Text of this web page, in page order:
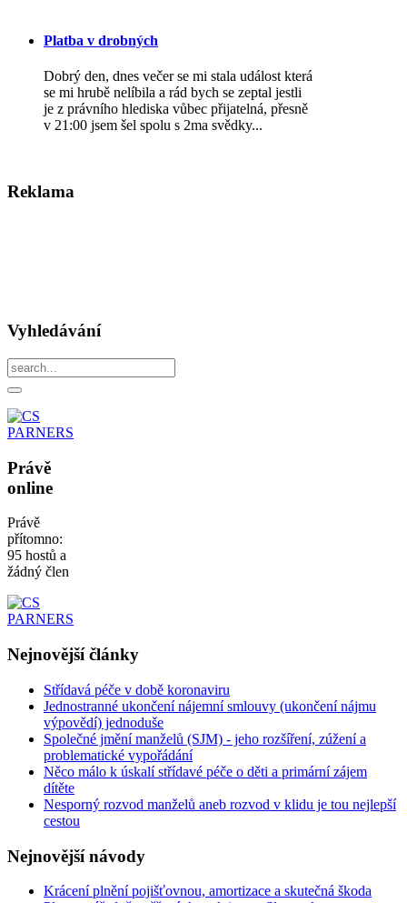
Platba v drobných
Dobrý den, dnes večer se mi stala událost která
se mi hrubě nelíbila a rád bych se zeptal jestli
je z právního hlediska vůbec přijatelná, přesně
v 21:00 jsem šel spolu s 2ma svědky...
Reklama
Vyhledávání
Právě
online
Právě
přítomno:
95 hostů a
žádný člen
Nejnovějšíčlánky
Střídavá péče v době koronaviru
Jednostranné ukončení nájemní smlouvy (ukončení nájmu
výpovědí) jednoduše
Společné jmění manželů (SJM) - jeho rozšíření, zúžení a
problematické vypořádání
Něco málo k úskalí střídavé péče o děti a primární zájem
dítěte
Nesporný rozvod manželů aneb rozvod v klidu je tou nejlepší
cestou
Nejnovějšínávody
Krácení plnění pojišťovnou, amortizace a skutečná škoda